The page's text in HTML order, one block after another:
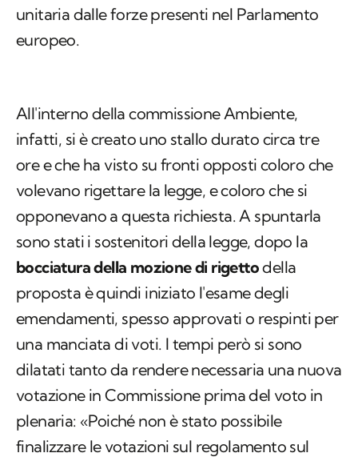
unitaria dalle forze presenti nel Parlamento
europeo.
All'interno della commissione Ambiente,
infatti, si è creato uno stallo durato circa tre
ore e che ha visto su fronti opposti coloro che
volevano rigettare la legge, e coloro che si
opponevano a questa richiesta. A spuntarla
sono stati i sostenitori della legge, dopo la
bocciatura della mozione di rigettodella
proposta è quindi iniziato l'esame degli
emendamenti, spesso approvati o respinti per
una manciata di voti. I tempi però si sono
dilatati tanto da rendere necessaria una nuova
votazione in Commissione prima del voto in
plenaria: «Poiché non è stato possibile
finalizzare le votazioni sul regolamento sul